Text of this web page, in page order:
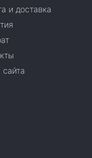
и доставка
сайта